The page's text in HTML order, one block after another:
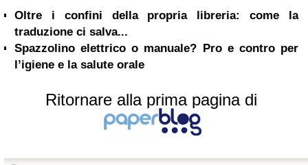
Oltre i confini della propria libreria: come la
traduzione ci salva...
Spazzolino elettrico o manuale? Pro e contro per
l’igiene e la salute orale
Ritornare alla prima pagina di